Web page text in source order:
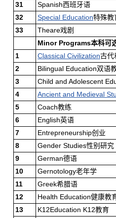
31
Spanish西班牙语
32
Special Education特殊教
33
Theare戏剧
Minor Programs本科可
1
Classical Civilization古代
2
Bilingual Education双语
3
Child and Adolescent
4
Ancient and Medieval
5
Coach教练
6
English英语
7
Entrepreneurship创业
8
Gender Studies性别研究
9
German德语
10
Gernotology老年学
11
Greek希腊语
12
Health Education健康教
13
K12Education K12教育